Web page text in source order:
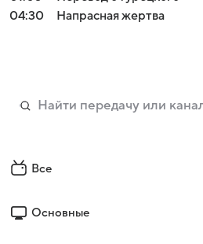
04:30
Напрасная жертва
Все
Основные